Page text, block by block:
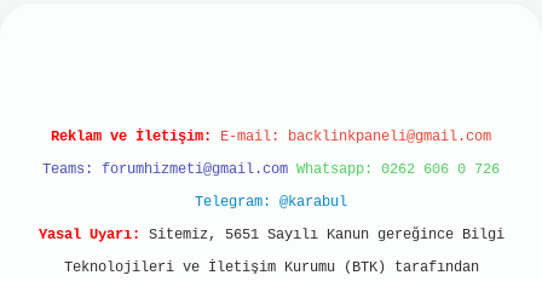
Reklam ve İletişim: E-mail: backlinkpaneli@gmail.com
Teams: forumhizmeti@gmail.com Whatsapp: 0262 606 0 726
Telegram: @karabul
Yasal Uyarı:
Sitemiz, 5651 Sayılı Kanun gereğince Bilgi
Teknolojileri ve İletişim Kurumu (BTK) tarafından